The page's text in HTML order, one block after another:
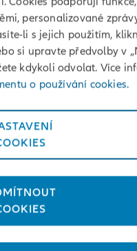
je víc než 75 let,
85 let?
péči
upravuje maximální
vyhláška MPSV, vroce
personalizované
li s jejich použitím,
si upravte předvolby v
kdykoli odvolat. Více
o používání cookies.